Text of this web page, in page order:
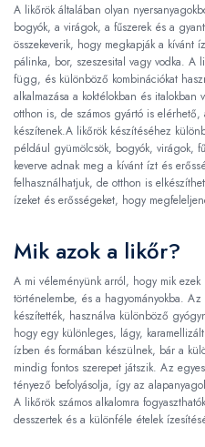
A likőrök általában olyan
bogyók, a virágok, a fűszerek és a
összekeverik, hogy megkapják a kívánt
pálinka, bor, szeszesital vagy vodka. A
függ, és különböző kombinációkat
alkalmazása a koktélokban és italokban
otthon is, de számos gyártó is
készítenek.A likőrök készítéséhez
például gyümölcsök, bogyók, virágok,
keverve adnak meg a kívánt ízt és
felhasználhatjuk, de otthon is
ízeket és erősségeket, hogy
Mik azok a likőr?
A mi véleményünk arról, hogy mik ezek
történelembe, és a hagyományokba.
készítették, használva különböző
hogy egy különleges, lágy,
ízben és formában készülnek, bár a
mindig fontos szerepet játszik. Az
tényező befolyásolja, így az
A likőrök számos alkalomra
desszertek és a különféle ételek